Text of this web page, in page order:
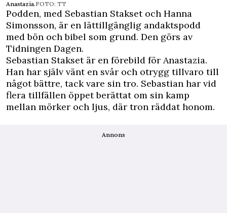
Anastazia.FOTO: TT
Podden, med Sebastian Stakset och Hanna
Simonsson, är en lättillgänglig andaktspodd
med bön och bibel som grund. Den görs av
Tidningen Dagen.
Sebastian Stakset är en förebild för Anastazia.
Han har själv vänt en svår och otrygg tillvaro till
något bättre, tack vare sin tro. Sebastian har vid
flera tillfällen öppet berättat om sin kamp
mellan mörker och ljus, där tron räddat ­honom.
Annons